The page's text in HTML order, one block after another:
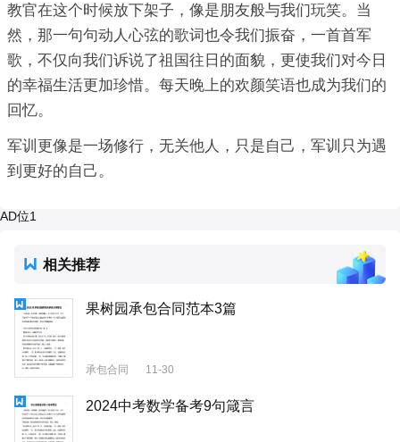
教官在这个时候放下架子，像是朋友般与我们玩笑。当
然，那一句句动人心弦的歌词也令我们振奋，一首首军
歌，不仅向我们诉说了祖国往日的面貌，更使我们对今日
的幸福生活更加珍惜。每天晚上的欢颜笑语也成为我们的
回忆。
军训更像是一场修行，无关他人，只是自己，军训只为遇
到更好的自己。
AD位1
相关推荐
果树园承包合同范本3篇
承包合同 11-30
2024中考数学备考9句箴言